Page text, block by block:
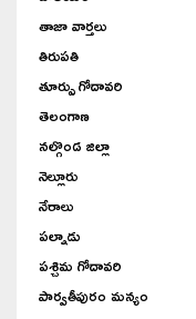
తాజా వార్తలు
తిరుపతి
తూర్పు గోదావరి
తెలంగాణ
నల్గొండ జిల్లా
నెల్లూరు
నేరాలు
పల్నాడు
పశ్చిమ గోదావరి
పార్వతీపురం మన్యం